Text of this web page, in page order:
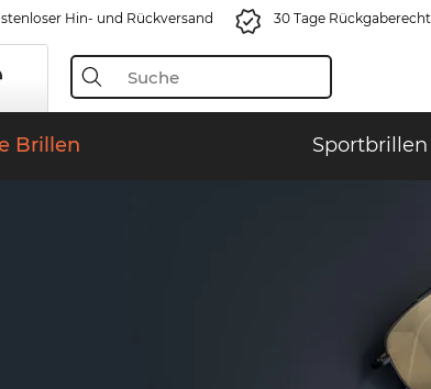
Hin- und Rückversand 30 Tage Rückgaberecht
Brillen Sportbrillen